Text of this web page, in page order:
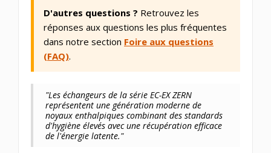
D'autres questions ? Retrouvez les
réponses aux questions les plus fréquentes
dans notre section Foire aux questions
(FAQ).
"Les échangeurs de la série EC-EX ZERN
représentent une génération moderne de
noyaux enthalpiques combinant des standards
d'hygiène élevés avec une récupération efficace
de l'énergie latente."